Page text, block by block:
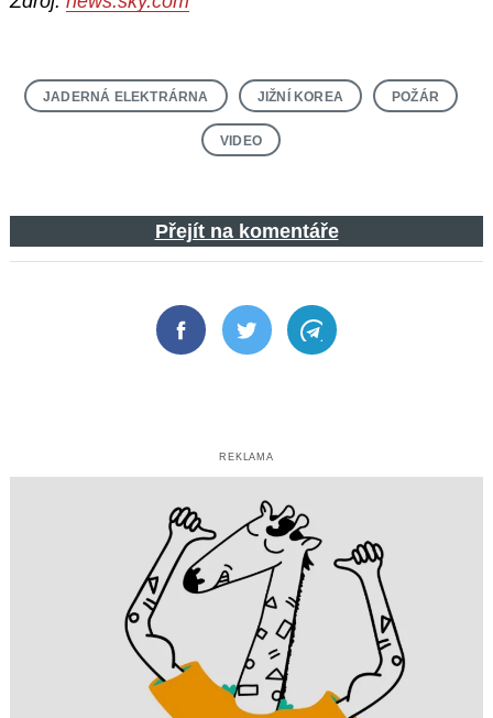
JADERNÁ ELEKTRÁRNA JIŽNÍ KOREA POŽÁR
VIDEO
Přejít na komentáře
FacebookTwitter Telegram
REKLAMA